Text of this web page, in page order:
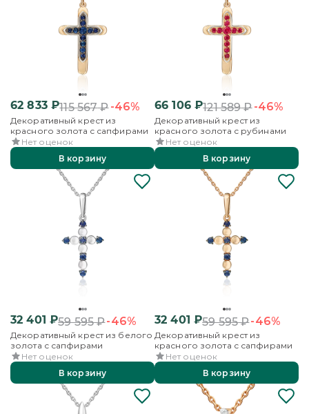
62 833₽115 567₽-46%
Декоративный крест из
красного золота с сапфирами
Нет оценок
В корзину
66 106₽121 589₽-46%
Декоративный крест из
красного золота с рубинами
Нет оценок
В корзину
32 401 ₽59 595₽-46%
Декоративный крест из белого
золота с сапфирами
Нет оценок
В корзину
32 401 ₽59 595₽-46%
Декоративный крест из
красного золота с сапфирами
Нет оценок
В корзину